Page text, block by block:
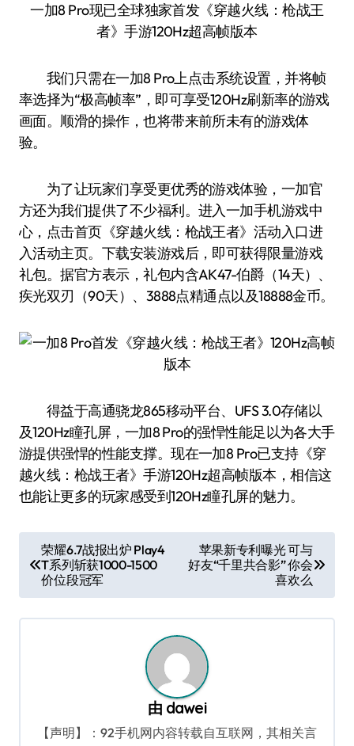
一加8 Pro现已全球独家首发《穿越火线：枪战王
者》手游120Hz超高帧版本
我们只需在一加8 Pro上点击系统设置，并将帧
率选择为“极高帧率”，即可享受120Hz刷新率的游戏
画面。顺滑的操作，也将带来前所未有的游戏体
验。
为了让玩家们享受更优秀的游戏体验，一加官
方还为我们提供了不少福利。进入一加手机游戏中
心，点击首页《穿越火线：枪战王者》活动入口进
入活动主页。下载安装游戏后，即可获得限量游戏
礼包。据官方表示，礼包内含AK47-伯爵（14天）、
疾光双刃（90天）、3888点精通点以及18888金币。
得益于高通骁龙865移动平台、UFS 3.0存储以
及120Hz瞳孔屏，一加8 Pro的强悍性能足以为各大手
游提供强悍的性能支撑。现在一加8 Pro已支持《穿
越火线：枪战王者》手游120Hz超高帧版本，相信这
也能让更多的玩家感受到120Hz瞳孔屏的魅力。
章
导
航
荣耀6.7战报出炉 Play4
T系列斩获1000-1500
价位段冠军
苹果新专利曝光 可与
好友“千里共合影” 你会
喜欢么
由 dawei
【声明】：92手机网内容转载自互联网，其相关言